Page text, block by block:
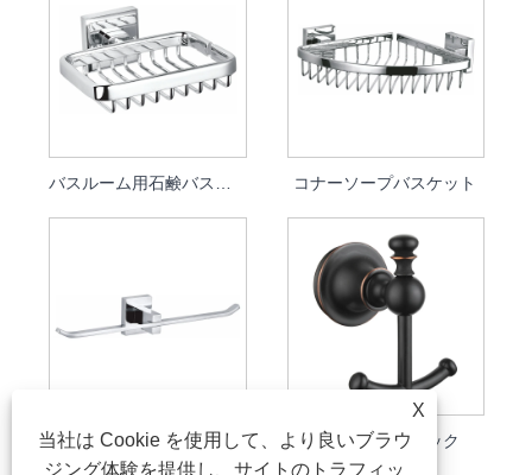
コナーソープバスケット
ダブルペーパーホルダー ダブルローブフック
X
当社は Cookie を使用して、より良いブラウ
ジング体験を提供し、サイトのトラフィッ